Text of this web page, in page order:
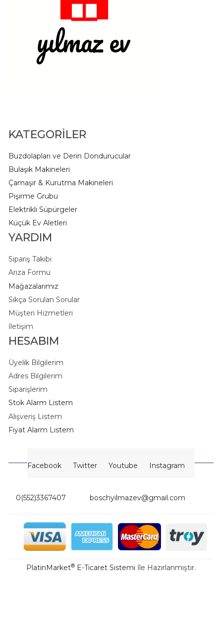
KATEGORİLER
Buzdolapları ve Derin Dondurucular
Bulaşık Makineleri
Çamaşır & Kurutma Makineleri
Pişirme Grubu
Elektrikli Süpürgeler
Küçük Ev Aletleri
YARDIM
Sipariş Takibi
Arıza Formu
Mağazalarımız
Sıkça Sorulan Sorular
Müşteri Hizmetleri
İletişim
HESABIM
Üyelik Bilgilerim
Adres Bilgilerim
Siparişlerim
Stok Alarm Listem
Alışveriş Listem
Fiyat Alarm Listem
Facebook Twitter Youtube Instagram
0(552)3367407 boschyilmazev@gmail.com
PlatinMarket® E-Ticaret Sistemi İle Hazırlanmıştır.